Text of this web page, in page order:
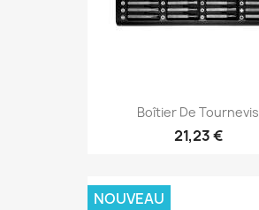
Boîtier De Tournevis
21,23 €
NOUVEAU